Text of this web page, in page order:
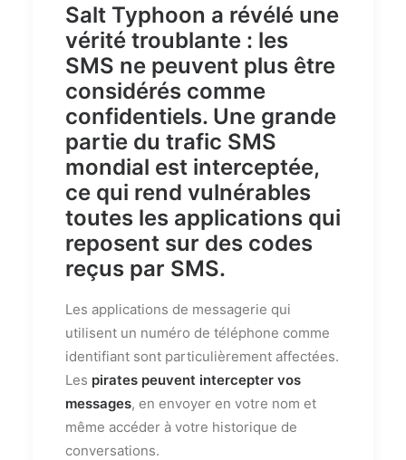
Salt Typhoon a révélé une
vérité troublante : les
SMS ne peuvent plus être
considérés comme
confidentiels. Une grande
partie du trafic SMS
mondial est interceptée,
ce qui rend vulnérables
toutes les applications qui
reposent sur des codes
reçus par SMS.
Les applications de messagerie qui
utilisent un numéro de téléphone comme
identifiant sont particulièrement affectées.
Les pirates peuvent intercepter vos
messages, en envoyer en votre nom et
même accéder à votre historique de
conversations.